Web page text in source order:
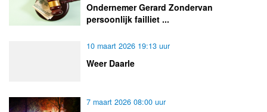
Ondernemer Gerard Zondervan
persoonlijk failliet ...
10 maart 2026 19:13 uur
Weer Daarle
7 maart 2026 08:00 uur